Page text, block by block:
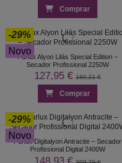
Comprar
-29%
Novo
Parlux Alyon Lilás Special Edition –
Secador Profissional 2250W
127,95 € 180,21 €
Comprar
-29%
Novo
Parlux Digitalyon Antracite – Secador
Profissional Digital 2400W
148,93 €